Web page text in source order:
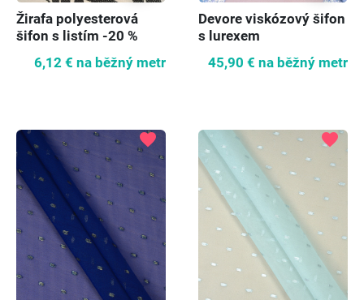
Žirafa polyesterová
šifon s listím -20 %
6,12 € na běžný metr
Devore viskózový šifon
s lurexem
45,90 € na běžný metr
favorite favorite